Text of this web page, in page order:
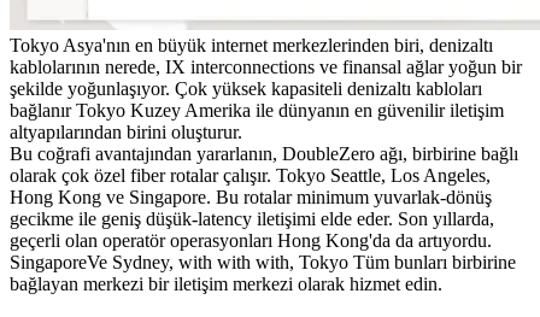
Tokyo Asya'nın en büyük internet merkezlerinden biri, denizaltı
kablolarının nerede, IX interconnections ve finansal ağlar yoğun bir
şekilde yoğunlaşıyor. Çok yüksek kapasiteli denizaltı kabloları
bağlanır Tokyo Kuzey Amerika ile dünyanın en güvenilir iletişim
altyapılarından birini oluşturur.
Bu coğrafi avantajından yararlanın, DoubleZero ağı, birbirine bağlı
olarak çok özel fiber rotalar çalışır. Tokyo Seattle, Los Angeles,
Hong Kong ve Singapore. Bu rotalar minimum yuvarlak-dönüş
gecikme ile geniş düşük-latency iletişimi elde eder. Son yıllarda,
geçerli olan operatör operasyonları Hong Kong'da da artıyordu.
SingaporeVe Sydney, with with with, Tokyo Tüm bunları birbirine
bağlayan merkezi bir iletişim merkezi olarak hizmet edin.